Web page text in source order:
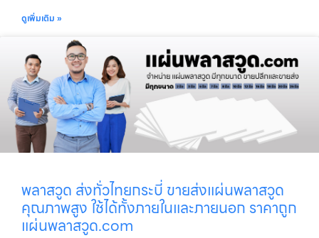
ดูเพิ่มเติม »
พลาสวูด ส่งทั่วไทยกระบี่ ขายส่งแผ่นพลาสวูด
คุณภาพสูง ใช้ได้ทั้งภายในและภายนอก ราคาถูก
แผ่นพลาสวูด.com